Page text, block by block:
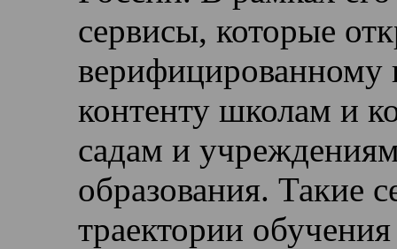
сервисы, которые
верифицированному
контенту школам и
садам и
образования. Такие
траектории